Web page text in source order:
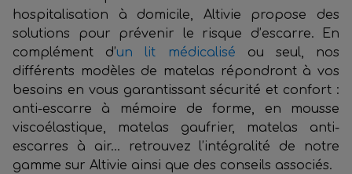
hospitalisation à domicile, Altivie propose des
solutions pour prévenir le risque d’escarre. En
complément d’un lit médicalisé ou seul, nos
différents modèles de matelas répondront à vos
besoins en vous garantissant sécurité et confort :
anti-escarre à mémoire de forme, en mousse
viscoélastique, matelas gaufrier, matelas anti-
escarres à air... retrouvez l’intégralité de notre
gamme sur Altivie ainsi que des conseils associés.